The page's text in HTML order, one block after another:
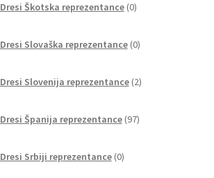
Dresi Škotska reprezentance 0izdelkov
Dresi Slovaška reprezentance 0izdelkov
Dresi Slovenija reprezentance 2izdelka
Dresi Španija reprezentance 97izdelkov
Dresi Srbiji reprezentance 0izdelkov